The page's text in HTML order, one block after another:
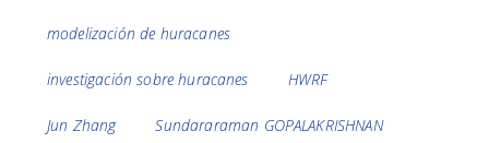
modelización de huracanes
investigación sobre huracanes HWRF
Jun Zhang Sundararaman GOPALAKRISHNAN